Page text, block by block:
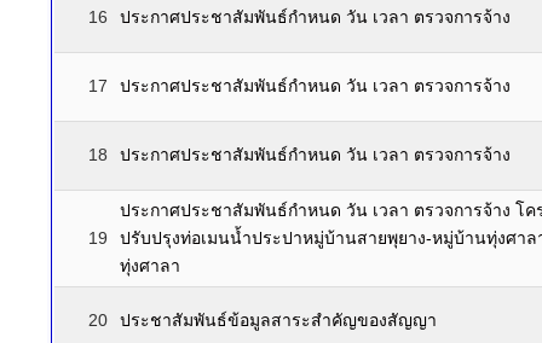
16 ประกาศประชาสัมพันธ์กำหนด วัน เวลา ตรวจการจ้าง
17 ประกาศประชาสัมพันธ์กำหนด วัน เวลา ตรวจการจ้าง
18 ประกาศประชาสัมพันธ์กำหนด วัน เวลา ตรวจการจ้าง
19
ประกาศประชาสัมพันธ์กำหนด วัน เวลา ตรวจการจ้าง โค
ปรับปรุงท่อเมนน้ำประปาหมู่บ้านสายพุยาง-หมู่บ้านทุ่งศา
ทุ่งศาลา
20 ประชาสัมพันธ์ข้อมูลสาระสำคัญของสัญญา